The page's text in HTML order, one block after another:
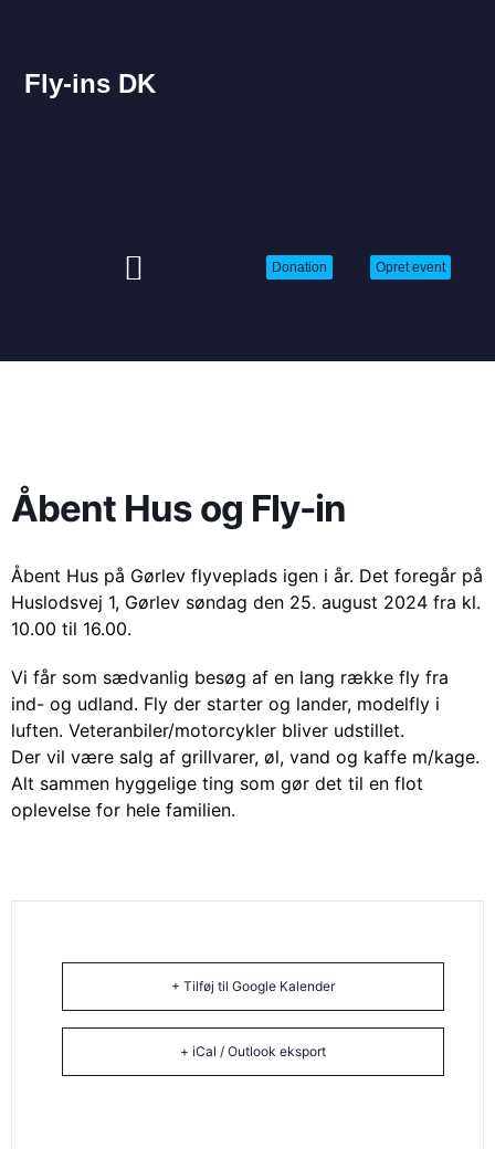
Fly-ins DK
Donation Opret event
Åbent Hus og Fly-in
Åbent Hus på Gørlev flyveplads igen i år. Det foregår på
Huslodsvej 1, Gørlev søndag den 25. august 2024 fra kl.
10.00 til 16.00.
Vi får som sædvanlig besøg af en lang række fly fra
ind- og udland. Fly der starter og lander, modelfly i
luften. Veteranbiler/motorcykler bliver udstillet.
Der vil være salg af grillvarer, øl, vand og kaffe m/kage.
Alt sammen hyggelige ting som gør det til en flot
oplevelse for hele familien.
+ Tilføj til Google Kalender
+ iCal / Outlook eksport